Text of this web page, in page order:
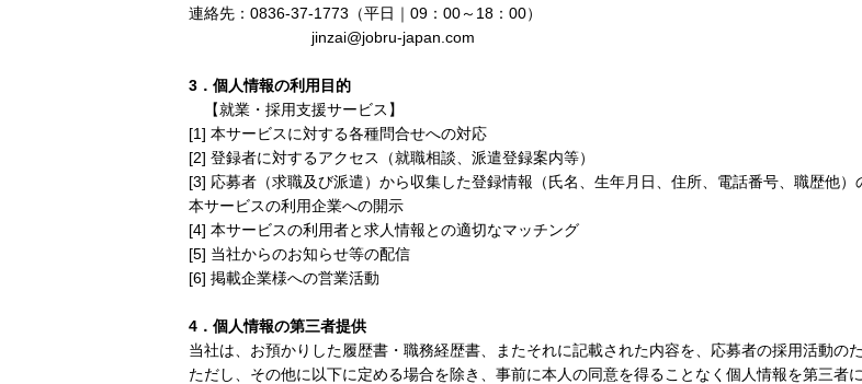
連絡先 ： 0836-37-1773 （平日｜ 09 ： 00～ 18 ： 00）
jinzai@jobru-japan.com
3 ．個人情報の利用目的
【就業・採用支援サービス】
[1] 本サービスに対する各種問合せへの対応
[2] 登録者に対するアクセス（就職相談、派遣登録案内等）
[3] 応募者（求職及び派遣）から収集した登録情報（氏名、生年月日、住所、電話番号、職歴他）
本サービスの利用企業への開示
[4] 本サービスの利用者と求人情報との適切なマッチング
[5] 当社からのお知らせ等の配信
[6] 掲載企業様への営業活動
4 ．個人情報の第三者提供
当社は、お預かりした履歴書・職務経歴書、またそれに記載された内容を、応募者の採用活動の
ただし、その他に以下に定める場合を除き、事前に本人の同意を得ることなく個人情報を第三者